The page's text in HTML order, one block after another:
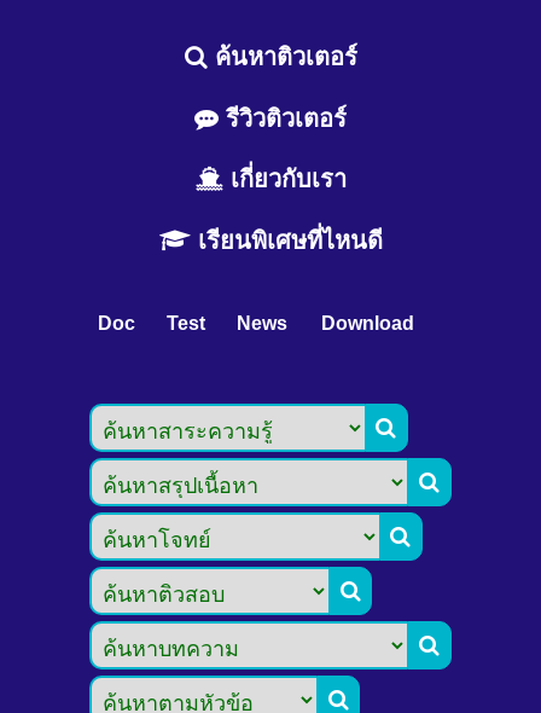
ค้นหาติวเตอร์
รีวิวติวเตอร์
เกี่ยวกับเรา
เรียนพิเศษที่ไหนดี
Doc Test News Download





